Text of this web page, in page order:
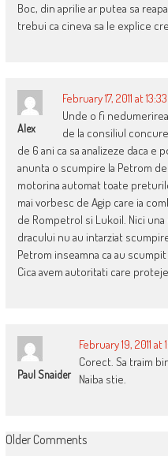
Boc, din aprilie ar putea sa
trebui ca cineva sa le explice
Alex
February 17, 2011 at 13:33
Unde o fi
de la consiliul
de 6 ani ca sa analizeze daca e
anunta o scumpire la Petrom
motorina automat toate
mai vorbesc de Agip care ia
de Rompetrol si Lukoil. Nici
dracului nu au intarziat
Petrom inseamna ca au
Cica avem autoritati care
Paul Snaider
February 19, 2011 at
Corect. Sa traim
Naiba stie.
COMMENT
Older Comments